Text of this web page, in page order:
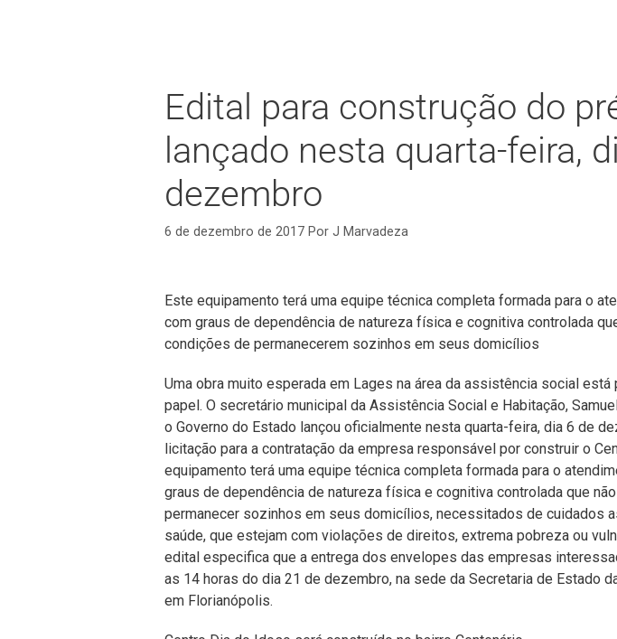
Edital para construção do
lançado nesta quarta-feira,
dezembro
6 de dezembro de 2017 Por J Marvadeza
Este equipamento terá uma equipe técnica completa formada para o
com graus de dependência de natureza física e cognitiva controlada
condições de permanecerem sozinhos em seus domicílios
Uma obra muito esperada em Lages na área da assistência social
papel. O secretário municipal da Assistência Social e Habitação,
o Governo do Estado lançou oficialmente nesta quarta-feira, dia 6 de
licitação para a contratação da empresa responsável por construir o
equipamento terá uma equipe técnica completa formada para o
graus de dependência de natureza física e cognitiva controlada que
permanecer sozinhos em seus domicílios, necessitados de cuidados
saúde, que estejam com violações de direitos, extrema pobreza ou
edital especifica que a entrega dos envelopes das empresas
as 14 horas do dia 21 de dezembro, na sede da Secretaria de Estado
em Florianópolis.